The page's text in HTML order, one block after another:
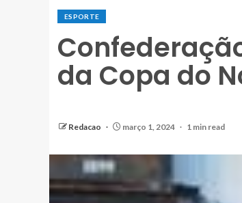
ESPORTE
da Copa do
Redacao março 1, 2024 1 min read